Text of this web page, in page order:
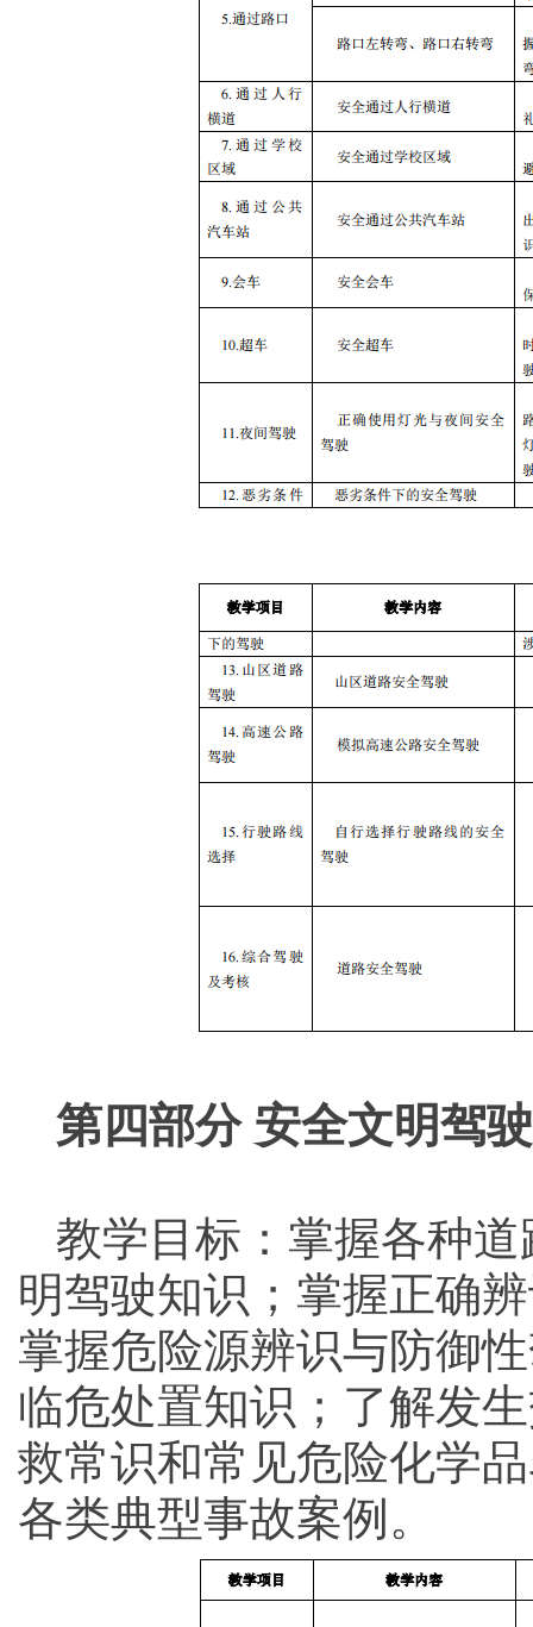
第四部分 安全文明驾
教学目标：掌握各种
明驾驶知识；掌握正确
掌握危险源辨识与防御
临危处置知识；了解发
救常识和常见危险化学
各类典型事故案例。